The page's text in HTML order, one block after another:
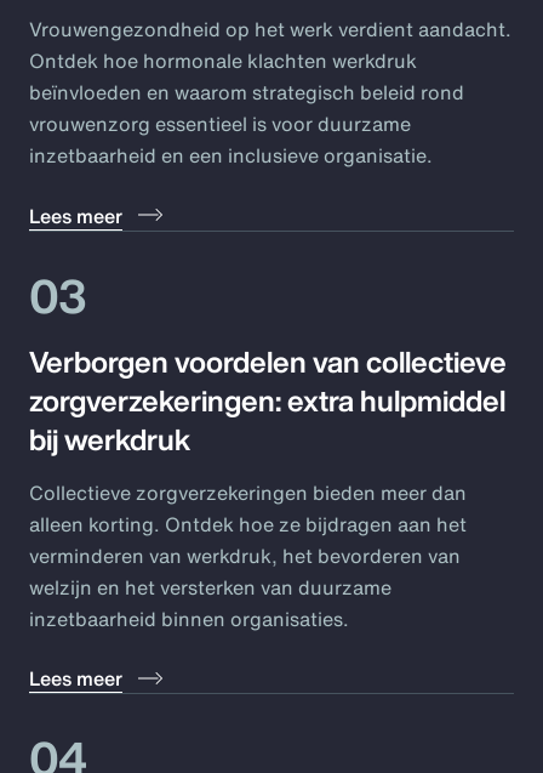
Vrouwengezondheid op het werk verdient aandacht.
Ontdek hoe hormonale klachten werkdruk
beïnvloeden en waarom strategisch beleid rond
vrouwenzorg essentieel is voor duurzame
inzetbaarheid en een inclusieve organisatie.
Lees meer
03
Verborgen voordelen van collectieve
zorgverzekeringen: extra hulpmiddel
bij werkdruk
Collectieve zorgverzekeringen bieden meer dan
alleen korting. Ontdek hoe ze bijdragen aan het
verminderen van werkdruk, het bevorderen van
welzijn en het versterken van duurzame
inzetbaarheid binnen organisaties.
Lees meer
04